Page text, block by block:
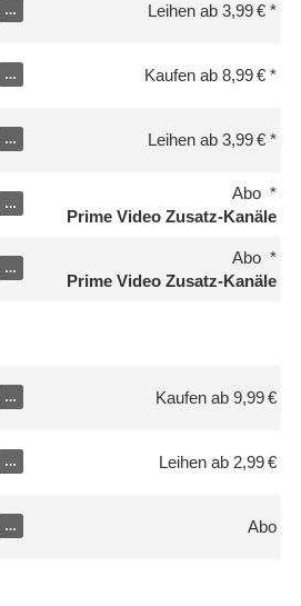
… Leihen ab 3,99 €
… Kaufen ab 8,99 €
… Leihen ab 3,99 €
…
Abo
Prime Video Zusatz-Kanäle
…
Abo
Prime Video Zusatz-Kanäle
… Kaufen ab 9,99 €
… Leihen ab 2,99 €
… Abo